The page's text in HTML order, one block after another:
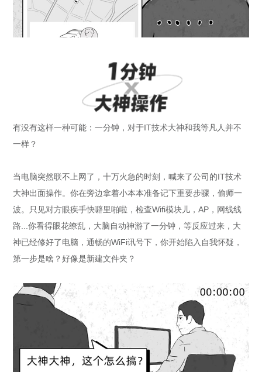
有没有这样一种可能：一分钟，对于IT技术大神和我等凡人并不
一样？
当电脑突然联不上网了，十万火急的时刻，喊来了公司的IT技术
大神出面操作。你在旁边拿着小本本准备记下重要步骤，偷师一
波。只见对方眼疾手快噼里啪啦，检查Wifi模块儿，AP，网线线
路...你看得眼花缭乱，大脑自动神游了一分钟，等反应过来，大
神已经修好了电脑，通畅的WiFi讯号下，你开始陷入自我怀疑，
第一步是啥？好像是新建文件夹？